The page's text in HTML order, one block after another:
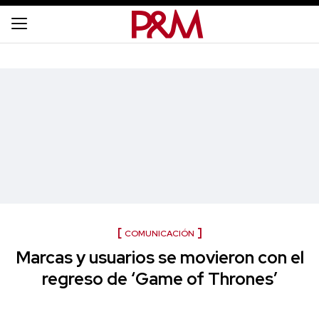
COMUNICACIÓN
Marcas y usuarios se movieron con el
regreso de ‘Game of Thrones’